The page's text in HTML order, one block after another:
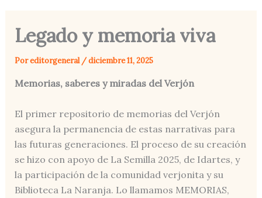
Legado y memoria viva
Poreditorgeneral /diciembre 11, 2025
Memorias, saberes y miradas del Verjón
El primer repositorio de memorias del Verjón
asegura la permanencia de estas narrativas para
las futuras generaciones. El proceso de su creación
se hizo con apoyo de La Semilla 2025, de Idartes, y
la participación de la comunidad verjonita y su
Biblioteca La Naranja. Lo llamamos MEMORIAS,